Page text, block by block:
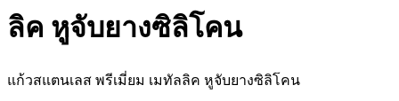
ลิค หูจับยางซิลิโคน
แก้วสแตนเลส พรีเมี่ยม เมทัลลิค หูจับยางซิลิโคน